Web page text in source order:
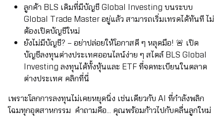
ลูกค้า BLS เดิมที่มีบัญชี Global Investing บนระบบ
Global Trade Master อยู่แล้ว สามารถเริ่มเทรดได้ทันที ไม่
ต้องเปิดบัญชีใหม่
ยังไม่มีบัญชี? – อย่าปล่อยให้โอกาสดี ๆ หลุดมือ! 🚨 เปิด
บัญชีลงทุนต่างประเทศออนไลน์ง่าย ๆ สไตล์ BLS Global
Investing ลงทุนได้ทั้งหุ้นและ ETF ที่จดทะเบียนในตลาด
ต่างประเทศ คลิกที่นี่
เพราะโลกการลงทุนไม่เคยหยุดนิ่ง เช่นเดียวกับ AI ที่กำลังพลิก
โฉมทุกอุตสาหกรรม คำถามคือ… คุณพร้อมก้าวไปกับคลื่นลูกใหม่